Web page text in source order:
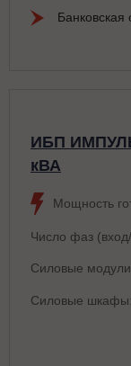
Банковская
ИБП
кВА
Мощность
Число фаз
Силовые
Силовые шкафы: